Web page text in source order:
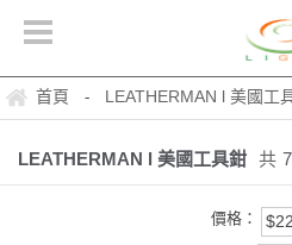
首頁 - LEATHERMAN l 美國工
LEATHERMAN l 美國工具鉗 共
價格：